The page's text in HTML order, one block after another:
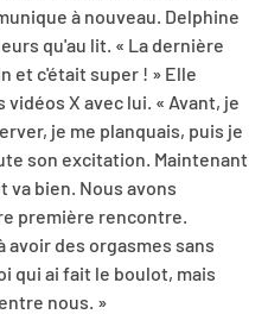
à nouveau. Delphine
qu'au lit. « La dernière
et c'était super ! » Elle
X avec lui. « Avant, je
je me planquais, puis je
son excitation. Maintenant
va bien. Nous avons
première rencontre.
avoir des orgasmes sans
qui ai fait le boulot, mais
nous. »